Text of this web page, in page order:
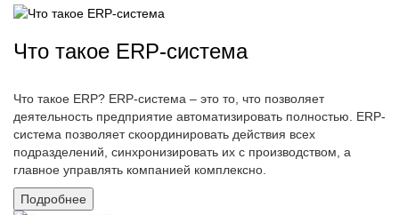
Что такое ERP-система
Что такое ERP? ERP-система – это то, что позволяет
деятельность предприятие автоматизировать полностью. ERP-
система позволяет скоординировать действия всех
подразделений, синхронизировать их с производством, а
главное управлять компанией комплексно.
Подробнее